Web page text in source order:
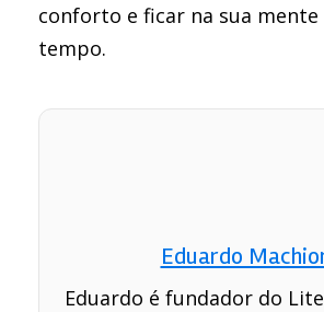
conforto e ficar na sua
tempo.
Eduardo
Eduardo é fundador do